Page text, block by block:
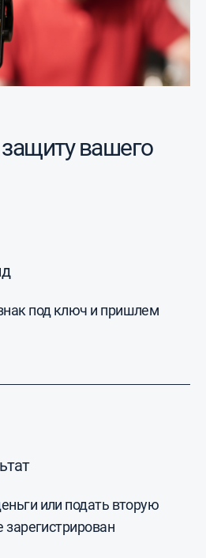
вашего
под ключ и пришлем
или подать вторую
зарегистрирован